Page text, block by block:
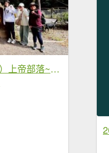
🌈2/7（六）-2/8（日）上帝部落~司馬庫斯神木2日深度之旅✨FB：熊熊趴爬走🌈🌈